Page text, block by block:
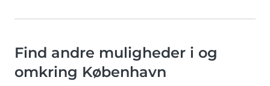
Find andre muligheder i og
omkring København